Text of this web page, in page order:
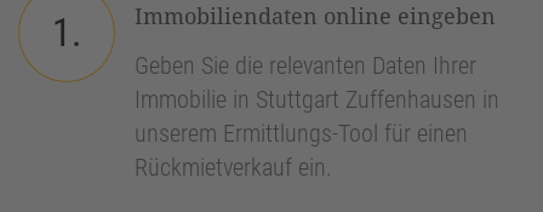
1.
Immobiliendaten online eingeben
Geben Sie die relevanten Daten Ihrer
Immobilie in Stuttgart Zuffenhausen in
unserem Ermittlungs-Tool für einen
Rückmietverkauf ein.